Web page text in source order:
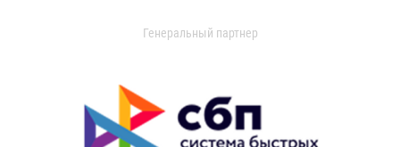
Генеральный партнер